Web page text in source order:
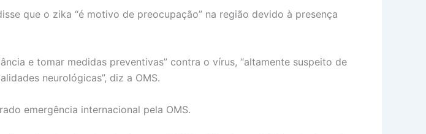
que o zika “é motivo de preocupação” na região devido à presença
e tomar medidas preventivas” contra o vírus, “altamente suspeito de
neurológicas”, diz a OMS.
emergência internacional pela OMS.